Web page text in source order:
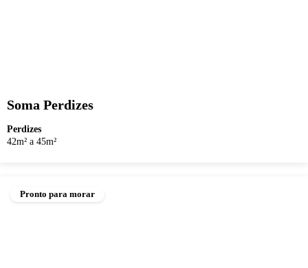
Soma Perdizes
Perdizes
42m² a 45m²
Pronto para morar